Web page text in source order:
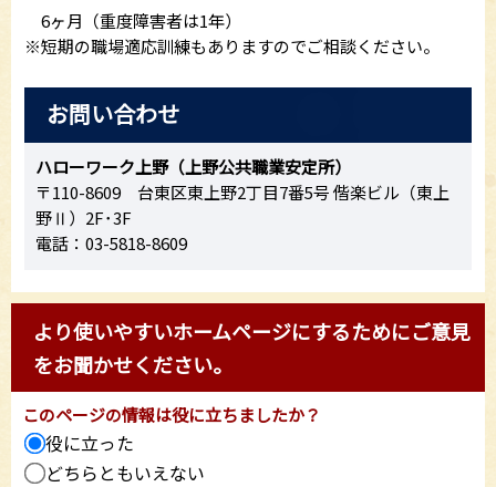
6ヶ月（重度障害者は1年）
※短期の職場適応訓練もありますのでご相談ください。
お問い合わせ
ハローワーク上野（上野公共職業安定所）
〒110-8609 台東区東上野2丁目7番5号 偕楽ビル（東上
野Ⅱ）2F･3F
電話：03-5818-8609
より使いやすいホームページにするためにご意見
をお聞かせください。
このページの情報は役に立ちましたか？
役に立った
どちらともいえない